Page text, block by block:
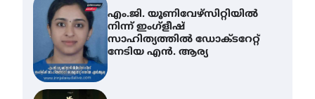
എം.ജി. യൂണിവേഴ്‌സിറ്റിയിൽ
നിന്ന് ഇംഗ്ളീഷ്
സാഹിത്യത്തിൽ ഡോക്ടറേറ്റ്
നേടിയ എൻ. ആര്യ